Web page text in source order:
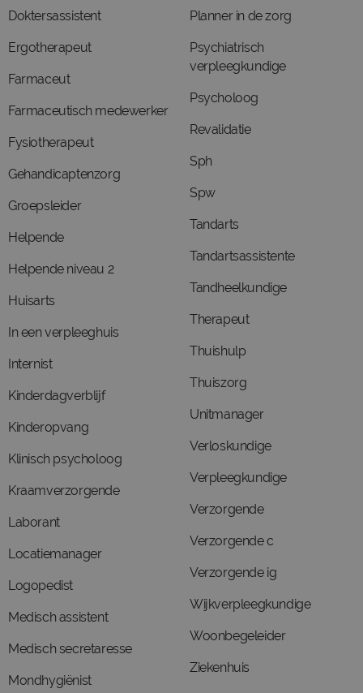
Doktersassistent
Ergotherapeut
Farmaceut
Farmaceutisch medewerker
Fysiotherapeut
Gehandicaptenzorg
Groepsleider
Helpende
Helpende niveau 2
Huisarts
In een verpleeghuis
Internist
Kinderdagverblijf
Kinderopvang
Klinisch psycholoog
Kraamverzorgende
Laborant
Locatiemanager
Logopedist
Medisch assistent
Medisch secretaresse
Mondhygiënist
Planner in de zorg
Psychiatrisch
verpleegkundige
Psycholoog
Revalidatie
Sph
Spw
Tandarts
Tandartsassistente
Tandheelkundige
Therapeut
Thuishulp
Thuiszorg
Unitmanager
Verloskundige
Verpleegkundige
Verzorgende
Verzorgende c
Verzorgende ig
Wijkverpleegkundige
Woonbegeleider
Ziekenhuis